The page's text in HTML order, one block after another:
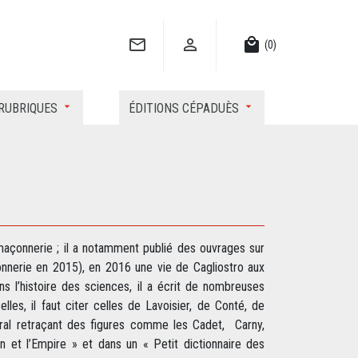
  local_mall (0)
ÉDITIONS CÉPADUÈS
; il a notamment publié des ouvrages sur
en 2015), en 2016 une vie de Cagliostro aux
l’histoire des sciences, il a écrit de nombreuses
il faut citer celles de Lavoisier, de Conté, de
retraçant des figures comme les Cadet, Carny,
et l’Empire » et dans un « Petit dictionnaire des